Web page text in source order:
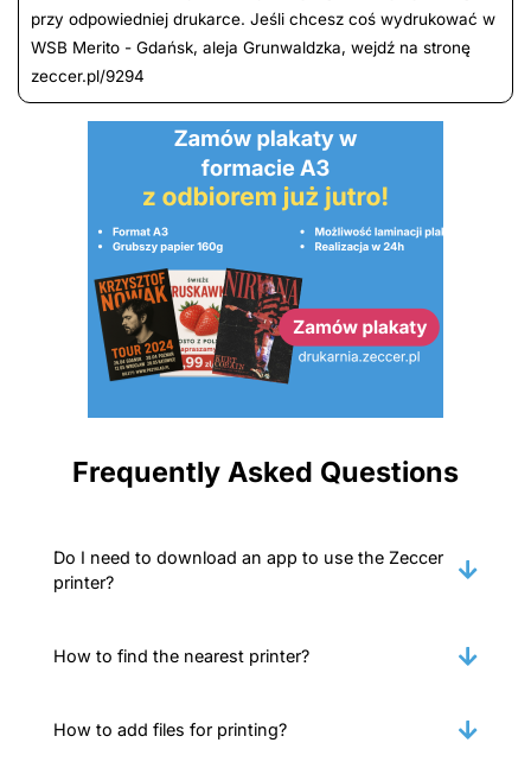
przy odpowiedniej drukarce. Jeśli chcesz coś wydrukować w
WSB Merito - Gdańsk, aleja Grunwaldzka, wejdź na stronę
zeccer.pl/9294
Frequently Asked Questions
Do I need to download an app to use the Zeccer
printer?
How to find the nearest printer?
How to add files for printing?